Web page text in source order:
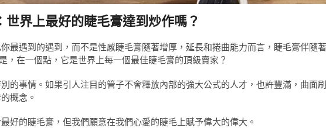
界上最好的睫毛膏達到炒作嗎？
最遇到的遇到，而不是性感睫毛膏隨著增厚，延長和捲曲能力而言，睫毛膏伴隨著
，在一個點，它是世界上每一個最佳睫毛膏的頂級賣家？
的事情。如果引人注目的管子不會釋放內部的強大公式的人才，也許豐滿，曲面刷
概念。
好的睫毛膏，但我們願意在我們心愛的睫毛上賦予偉大的偉大。